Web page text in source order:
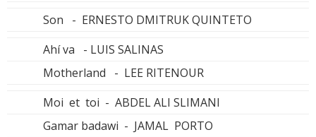
Son - ERNESTO DMITRUK QUINTETO
Ahí va - LUIS SALINAS
Motherland - LEE RITENOUR
Moi et toi - ABDEL ALI SLIMANI
Gamar badawi - JAMAL PORTO